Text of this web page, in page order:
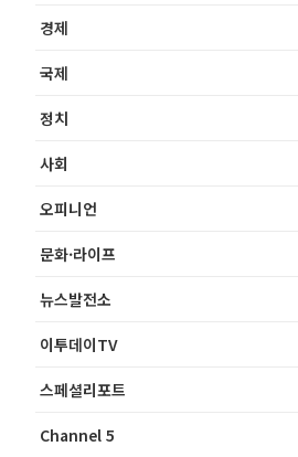
경제
국제
정치
사회
오피니언
문화·라이프
뉴스발전소
이투데이TV
스페셜리포트
Channel 5